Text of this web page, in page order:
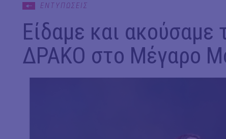
ΕΝΤΥΠΩΣΕΙΣ
Είδαμε και
ΔΡΑΚΟ στο Μέγαρο